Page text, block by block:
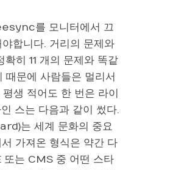
를 모니터에서 끄
합니다. 거리의 문제와
히 11 개의 문제와 똑같
때문에 사람들은 멀리서
생 적어도 한 번은 라이
스는 다음과 같이 썼다.
는 세계 문화의 중요
가져온 형식은 약간 다
는 CMS 중 어떤 스타